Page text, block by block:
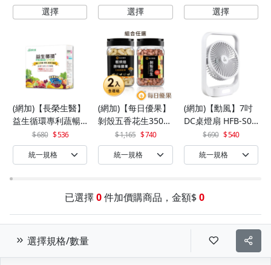
(網加)【長榮生醫】
益生循環專利蔬暢
配方輕體順暢(30包/
盒)x1
680 536
(網加)【每日優果】
剝殼五香花生350G
+罐裝原味烘焙腰果
320G
1,165 740
(網加)【勳風】7吋
DC桌燈扇 HFB-S06
690 540
已選擇 0 件加價購商品，金額$ 0
選擇規格/數量